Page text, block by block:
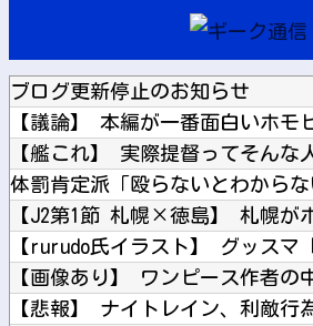
ブログ更新停止のお知らせ
【議論】 本編が一番面白いホモ
【悲報】 ナイトレイン、利敵行